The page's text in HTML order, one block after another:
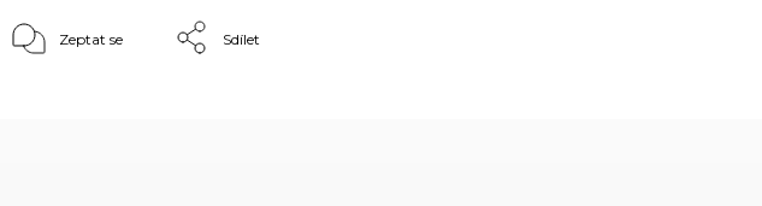
Zeptat se Sdílet